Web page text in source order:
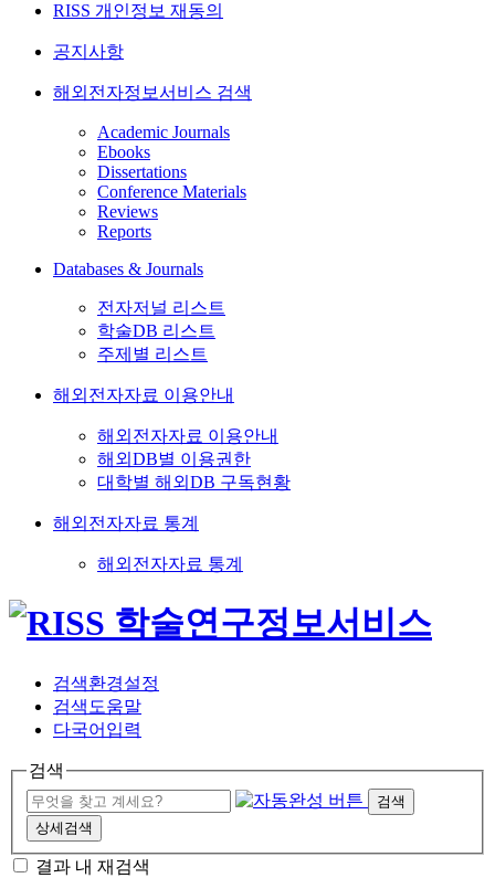
RISS 개인정보 재동의
공지사항
해외전자정보서비스 검색
Academic Journals
Ebooks
Dissertations
Conference Materials
Reviews
Reports
Databases & Journals
전자저널 리스트
학술DB 리스트
주제별 리스트
해외전자자료 이용안내
해외전자자료 이용안내
해외DB별 이용권한
대학별 해외DB 구독현황
해외전자자료 통계
해외전자자료 통계
검색환경설정
검색도움말
다국어입력
검색
검색
상세검색
결과 내 재검색